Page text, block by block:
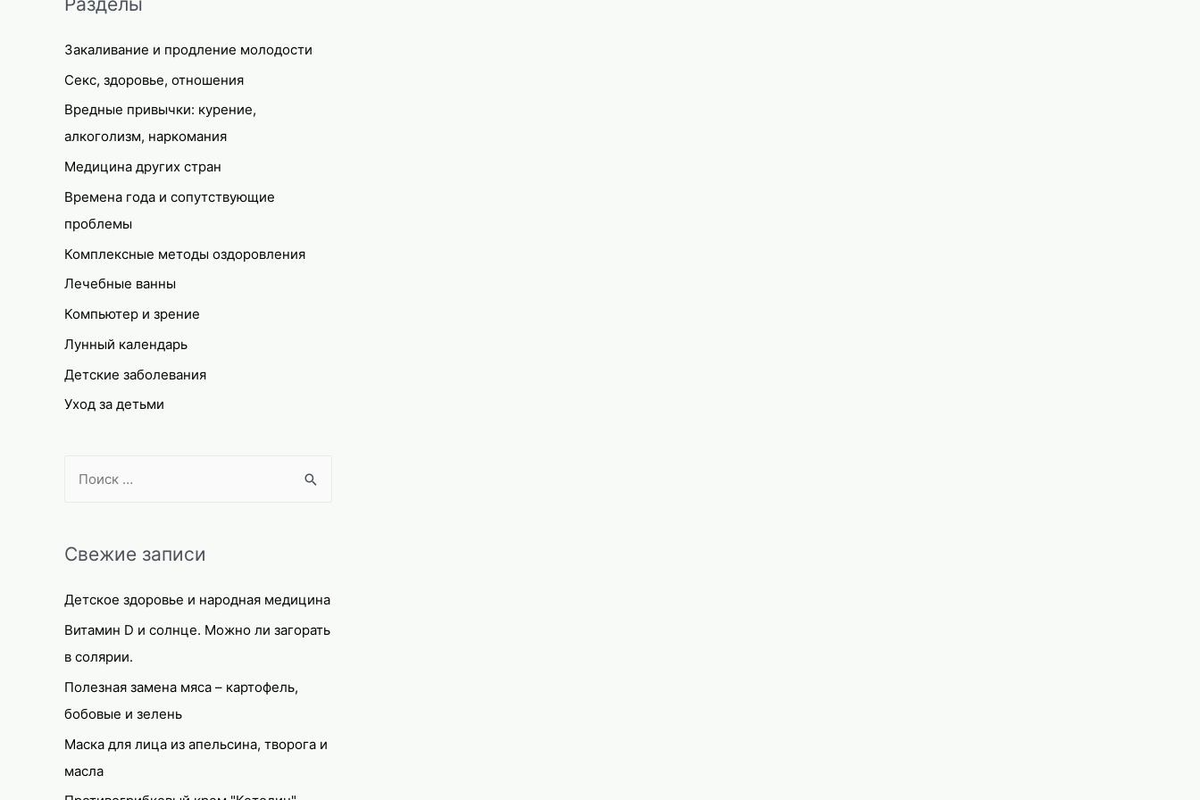
Закаливание и продление молодости
Секс, здоровье, отношения
Вредные привычки: курение,
алкоголизм, наркомания
Медицина других стран
Времена года и сопутствующие
проблемы
Комплексные методы оздоровления
Лечебные ванны
Компьютер и зрение
Лунный календарь
Детские заболевания
Уход за детьми
r
h
f
o
r
:
Свежие записи
Детское здоровье и народная медицина
Витамин D и солнце. Можно ли загорать
в солярии.
Полезная замена мяса – картофель,
бобовые и зелень
Маска для лица из апельсина, творога и
масла